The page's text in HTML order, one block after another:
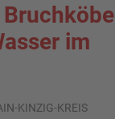
im
KINZIG-KREIS